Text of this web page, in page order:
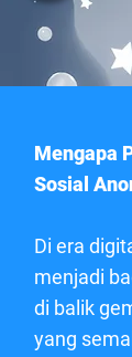
Mengapa
Sosial
Di era
menjadi
di balik
yang